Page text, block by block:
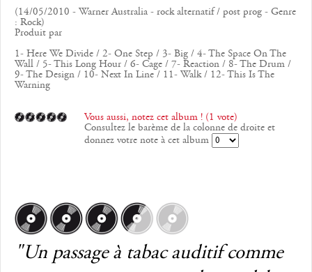
(14/05/2010 - Warner Australia - rock alternatif / post prog - Genre
: Rock)
Produit par
1- Here We Divide / 2- One Step / 3- Big / 4- The Space On The
Wall / 5- This Long Hour / 6- Cage / 7- Reaction / 8- The Drum /
9- The Design / 10- Next In Line / 11- Walk / 12- This Is The
Warning
Vous aussi, notez cet album ! (1 vote)
Consultez le barème de la colonne de droite et
donnez votre note à cet album
"Un passage à tabac auditif comme